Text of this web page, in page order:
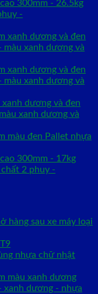
-
màu xanh dương và
màu xanh dương và
xanh dương và
Pallet nhựa
2 phuy -
hàng sau xe máy loại
nhựa chữ nhật
xanh dương - nhựa